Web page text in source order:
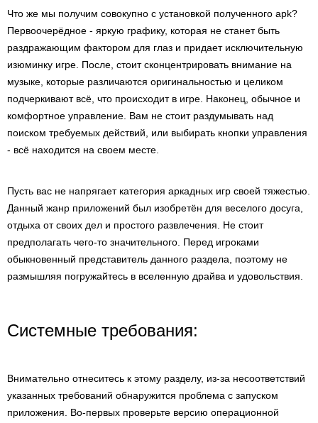
Что же мы получим совокупно с установкой полученного apk?
Первоочерёдное - яркую графику, которая не станет быть
раздражающим фактором для глаз и придает исключительную
изюминку игре. После, стоит сконцентрировать внимание на
музыке, которые различаются оригинальностью и целиком
подчеркивают всё, что происходит в игре. Наконец, обычное и
комфортное управление. Вам не стоит раздумывать над
поиском требуемых действий, или выбирать кнопки управления
- всё находится на своем месте.
Пусть вас не напрягает категория аркадных игр своей тяжестью.
Данный жанр приложений был изобретён для веселого досуга,
отдыха от своих дел и простого развлечения. Не стоит
предполагать чего-то значительного. Перед игроками
обыкновенный представитель данного раздела, поэтому не
размышляя погружайтесь в вселенную драйва и удовольствия.
Системные требования:
Внимательно отнеситесь к этому разделу, из-за несоответствий
указанных требований обнаружится проблема с запуском
приложения. Во-первых проверьте версию операционной